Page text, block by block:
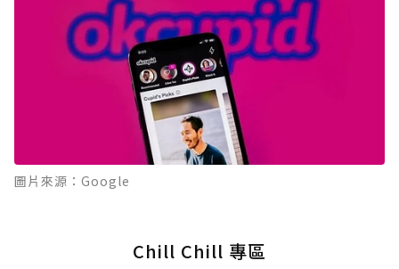
圖片來源：Google
Chill Chill 專區